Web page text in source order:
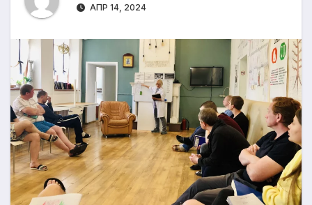
АПР 14, 2024